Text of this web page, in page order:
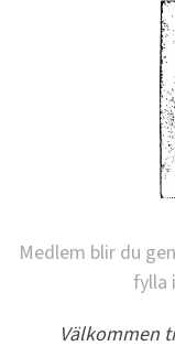
Medlem blir du
fylla
Välkommen